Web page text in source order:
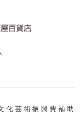
化芸術振興費補助